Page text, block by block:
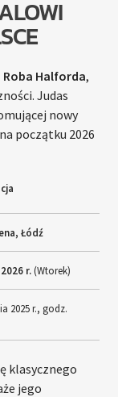
Roba Halforda,
Judas
nowy
początku 2026
Łódź
r.(Wtorek)
2025 r., godz.
klasycznego
jego